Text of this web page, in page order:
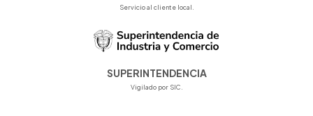
Servicio al cliente local.
SUPERINTENDENCIA
Vigilado por SIC.